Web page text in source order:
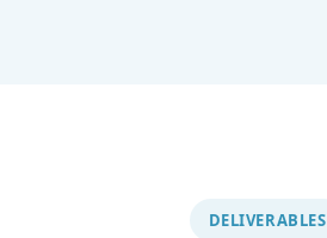
DELIVERABLES